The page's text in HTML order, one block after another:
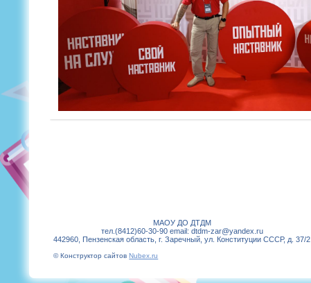
МАОУ ДО ДТДМ
тел.(8412)60-30-90 email: dtdm-zar@yandex.ru
442960, Пензенская область, г. Заречный, ул. Конституции СССР, д. 37/2
© Конструктор сайтовNubex.ru